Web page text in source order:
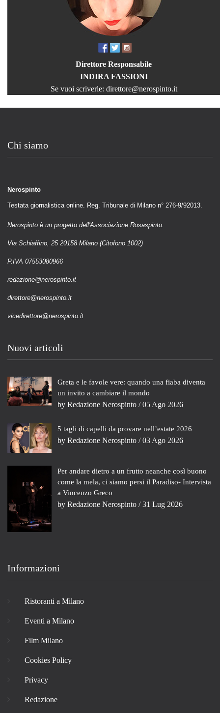
Direttore Responsabile
INDIRA FASSIONI
Se vuoi scriverle: direttore@nerospinto.it
Chi siamo
Nerospinto
Testata giornalistica online. Reg. Tribunale di Milano n° 276-9/92013.
Nerospinto è un progetto dell'Associazione Rosaspinto.
Via Schiaffino, 25 20158 Milano (Citofono 1002)
P.IVA 07553080966
redazione@nerospinto.it
direttore@nerospinto.it
vicedirettore@nerospinto.it
Nuovi articoli
Greta e le favole vere: quando una fiaba diventa
un invito a cambiare il mondo
by Redazione Nerospinto / 05 Ago 2026
5 tagli di capelli da provare nell’estate 2026
by Redazione Nerospinto / 03 Ago 2026
Per andare dietro a un frutto neanche così buono
come la mela, ci siamo persi il Paradiso- Intervista
a Vincenzo Greco
by Redazione Nerospinto / 31 Lug 2026
Informazioni
Ristoranti a Milano
Eventi a Milano
Film Milano
Cookies Policy
Privacy
Redazione